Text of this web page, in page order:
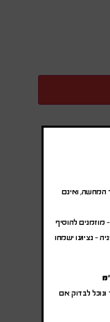
המחשה, ואינם
להוסיף
– נציגנו ישמחו
ונוכל לבדוק אם